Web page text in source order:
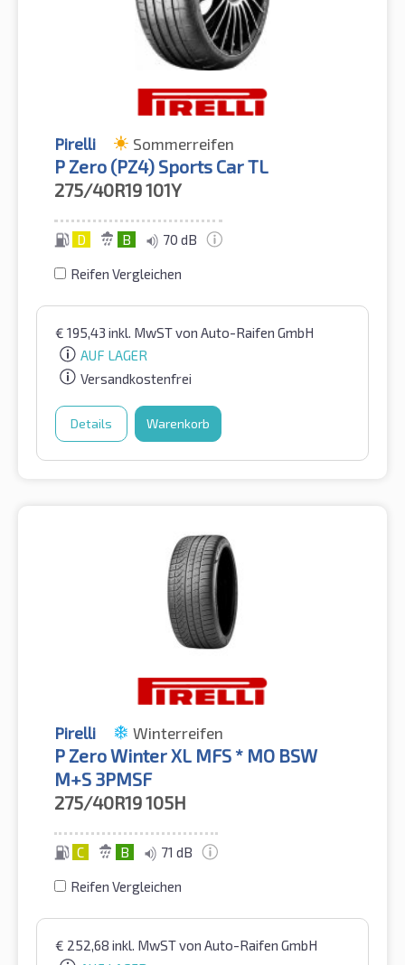
Pirelli Sommerreifen
P Zero (PZ4) Sports Car TL
275/40R19101Y
D B 70 dB
Reifen Vergleichen
€ 195,43 inkl. MwSTvon Auto-Raifen GmbH
AUF LAGER
Versandkostenfrei
Details Warenkorb
Pirelli Winterreifen
P Zero Winter XL MFS * MO BSW
M+S 3PMSF
275/40R19105H
C B 71 dB
Reifen Vergleichen
€ 252,68 inkl. MwSTvon Auto-Raifen GmbH